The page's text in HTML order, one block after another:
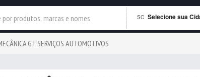
SC Selecione sua
GT SERVIÇOS AUTOMOTIVOS